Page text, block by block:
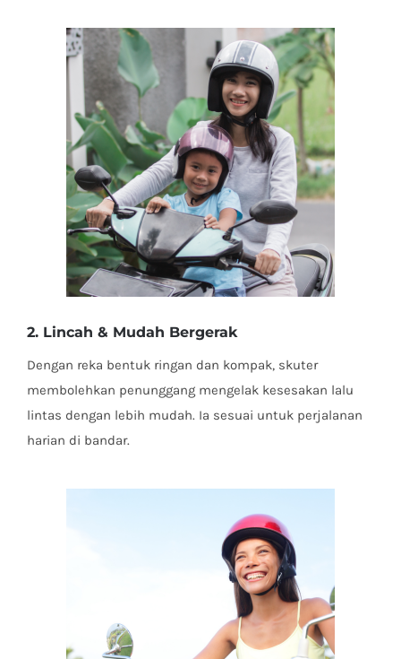
2. Lincah & Mudah Bergerak
Dengan reka bentuk ringan dan kompak, skuter
membolehkan penunggang mengelak kesesakan lalu
lintas dengan lebih mudah. Ia sesuai untuk perjalanan
harian di bandar.